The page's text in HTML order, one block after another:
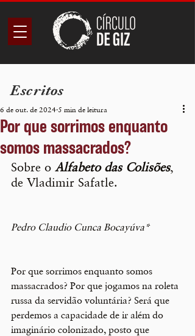
Escritos
Por que sorrimos enquanto
somos massacrados?
6 de out. de 2024 5 min de leitura
Sobre o Alfabeto das Colisões,
de Vladimir Safatle.
Pedro Claudio Cunca Bocayúva*
Por que sorrimos enquanto somos
massacrados? Por que jogamos na roleta
russa da servidão voluntária? Será que
perdemos a capacidade de ir além do
imaginário colonizado, posto que